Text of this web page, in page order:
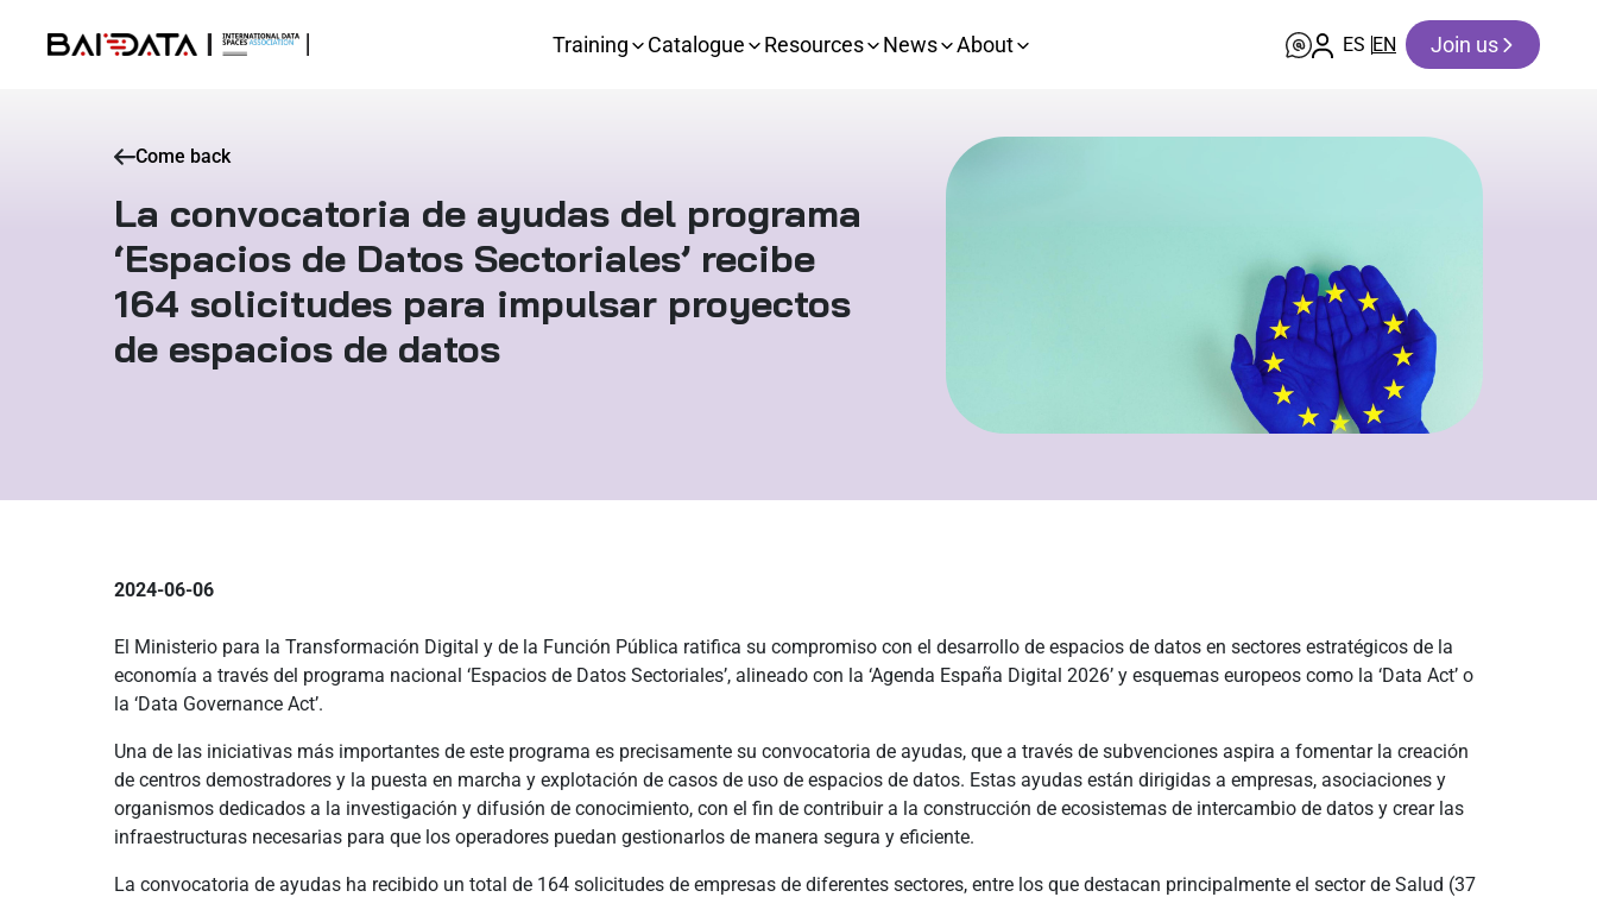
Training Catalogue Resources News About ES EN Join us
Come back
La convocatoria de ayudas del programa
‘Espacios de Datos Sectoriales’ recibe
164 solicitudes para impulsar proyectos
de espacios de datos
2024-06-06
El Ministerio para la Transformación Digital y de la Función Pública ratifica su compromiso con el desarrollo de espacios de datos en sectores estratégicos de la
economía a través del programa nacional ‘Espacios de Datos Sectoriales’, alineado con la ‘Agenda España Digital 2026’ y esquemas europeos como la ‘Data Act’ o
la ‘Data Governance Act’.
Una de las iniciativas más importantes de este programa es precisamente su convocatoria de ayudas, que a través de subvenciones aspira a fomentar la creación
de centros demostradores y la puesta en marcha y explotación de casos de uso de espacios de datos. Estas ayudas están dirigidas a empresas, asociaciones y
organismos dedicados a la investigación y difusión de conocimiento, con el fin de contribuir a la construcción de ecosistemas de intercambio de datos y crear las
infraestructuras necesarias para que los operadores puedan gestionarlos de manera segura y eficiente.
La convocatoria de ayudas ha recibido un total de 164 solicitudes de empresas de diferentes sectores, entre los que destacan principalmente el sector de Salud (37